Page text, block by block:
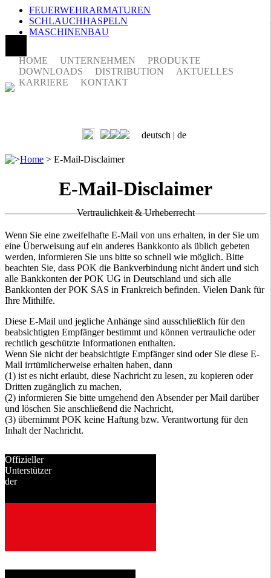
FEUERWEHRARMATUREN
SCHLAUCHHASPELN
MASCHINENBAU
HOME UNTERNEHMEN
PRODUKTE
DOWNLOADS
DISTRIBUTION
AKTUELLES
KARRIERE
KONTAKT
deutsch | de
>Home > E-Mail-Disclaimer
E-Mail-Disclaimer
Vertraulichkeit & Urheberrecht
Wenn Sie eine zweifelhafte E-Mail von uns erhalten, in der Sie um
eine Überweisung auf ein anderes Bankkonto als üblich gebeten
werden, informieren Sie uns bitte so schnell wie möglich. Bitte
beachten Sie, dass POK die Bankverbindung nicht ändert und sich
alle Bankkonten der POK UG in Deutschland und sich alle
Bankkonten der POK SAS in Frankreich befinden. Vielen Dank für
Ihre Mithilfe.
Diese E-Mail und jegliche Anhänge sind ausschließlich für den
beabsichtigten Empfänger bestimmt und können vertrauliche oder
rechtlich geschützte Informationen enthalten.
Wenn Sie nicht der beabsichtigte Empfänger sind oder Sie diese E-
Mail irrtümlicherweise erhalten haben, dann
(1) ist es nicht erlaubt, diese Nachricht zu lesen, zu kopieren oder
Dritten zugänglich zu machen,
(2) informieren Sie bitte umgehend den Absender per Mail darüber
und löschen Sie anschließend die Nachricht,
(3) übernimmt POK keine Haftung bzw. Verantwortung für den
Inhalt der Nachricht.
Offizieller
Unterstützer
der